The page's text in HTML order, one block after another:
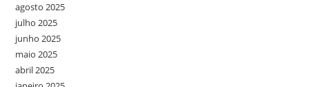
agosto 2025
julho 2025
junho 2025
maio 2025
abril 2025